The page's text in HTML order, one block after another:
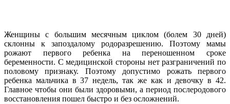
Женщины с большим месячным циклом (болем 30 дней)
склонны к запоздалому родоразрешению. Поэтому мамы
рожают первого ребенка на переношенном сроке
беременности. С медицинской стороны нет разграничений по
половому признаку. Поэтому допустимо рожать первого
ребенка мальчика в 37 недель, так же как и девочку в 42.
Главное чтобы они были здоровыми, а период послеродового
восстановления пошел быстро и без осложнений.